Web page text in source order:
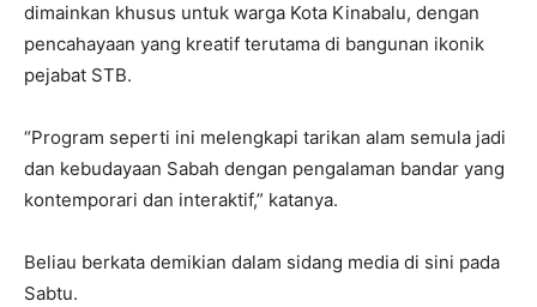
dimainkan khusus untuk warga Kota Kinabalu, dengan
pencahayaan yang kreatif terutama di bangunan ikonik
pejabat STB.
“Program seperti ini melengkapi tarikan alam semula jadi
dan kebudayaan Sabah dengan pengalaman bandar yang
kontemporari dan interaktif,” katanya.
Beliau berkata demikian dalam sidang media di sini pada
Sabtu.